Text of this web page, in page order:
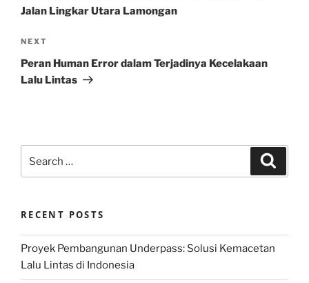
Jalan Lingkar Utara Lamongan
Next
Post
NEXT
Peran Human Error dalam Terjadinya Kecelakaan
Lalu Lintas
for:
RECENT POSTS
Proyek Pembangunan Underpass: Solusi Kemacetan
Lalu Lintas di Indonesia